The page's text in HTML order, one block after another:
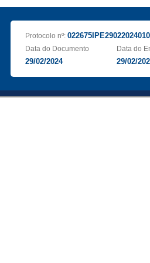
Protocolo nº:
Data do Documento
29/02/2024
Data do
29/02/